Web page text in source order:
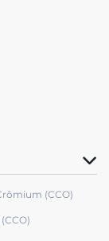
(CCO)